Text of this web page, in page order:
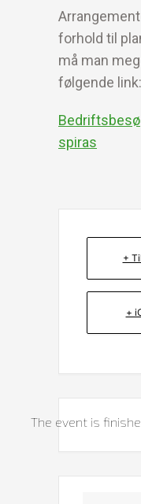
forhold til
må man
følgende link:
spiras
+
+
The event is